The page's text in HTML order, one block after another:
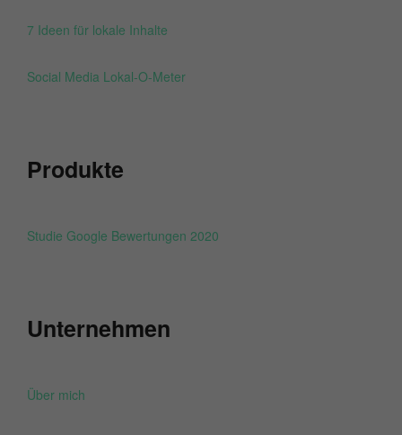
7 Ideen für lokale Inhalte
Social Media Lokal-O-Meter
Produkte
Studie Google Bewertungen 2020
Unternehmen
Über mich